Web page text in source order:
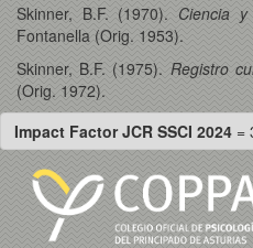
Skinner, B.F. (1970). Ciencia
Fontanella (Orig. 1953).
Skinner, B.F. (1975). Registro
(Orig. 1972).
Impact Factor JCR SSCI 2024 =